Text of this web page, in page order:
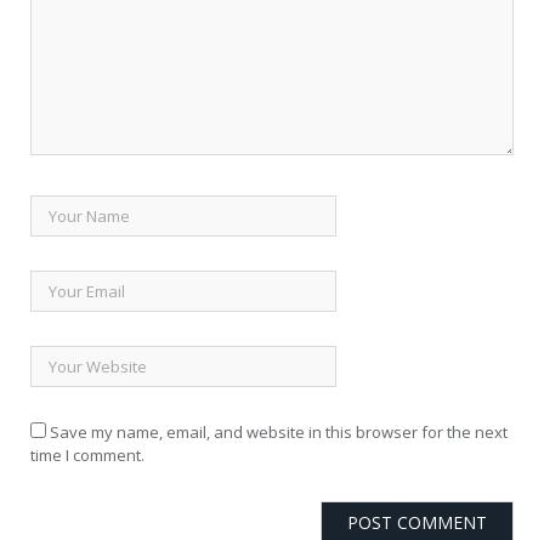
Save my name, email, and website in this browser for the next
time I comment.